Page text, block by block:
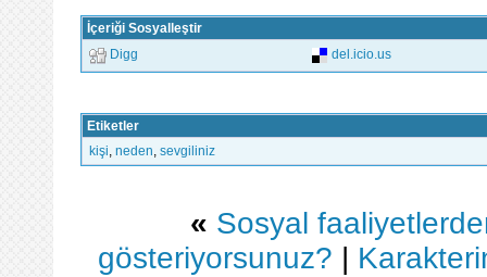
İçeriği Sosyalleştir
Digg del.icio.us
Etiketler
kişi neden sevgiliniz
« Sosyal
gösteriyorsunuz? |